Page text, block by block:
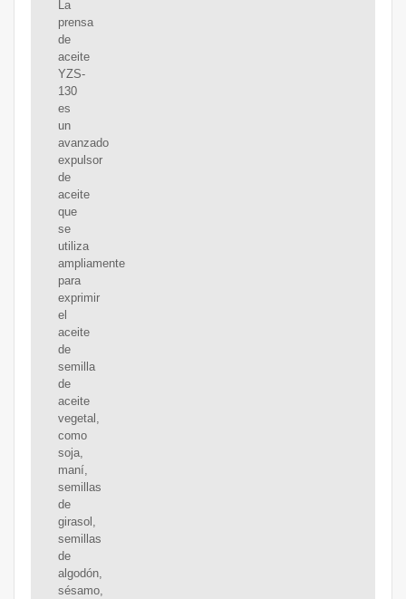
La
prensa
de
aceite
YZS-
130
es
un
avanzado
expulsor
de
aceite
que
se
utiliza
ampliamente
para
exprimir
el
aceite
de
semilla
de
aceite
vegetal,
como
soja,
maní,
semillas
de
girasol,
semillas
de
algodón,
sésamo,